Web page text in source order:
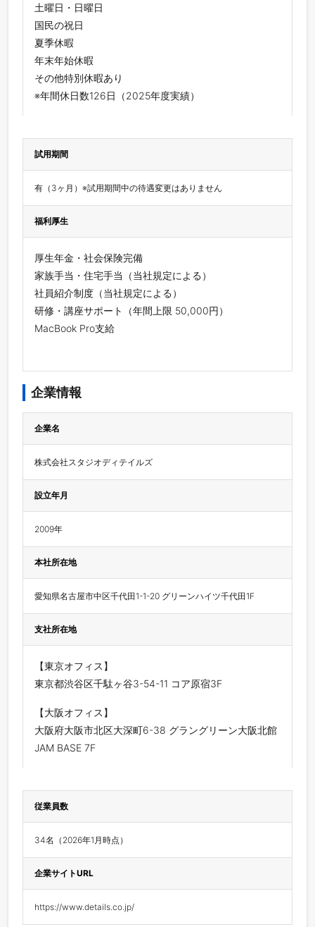
土曜日・日曜日
国民の祝日
夏季休暇
年末年始休暇
その他特別休暇あり
※年間休日数126日（2025年度実績）
試用期間
有（3ヶ月）※試用期間中の待遇変更はありません
福利厚生
厚生年金・社会保険完備
家族手当・住宅手当（当社規定による）
社員紹介制度（当社規定による）
研修・講座サポート（年間上限 50,000円）
MacBook Pro支給
企業情報
企業名
株式会社スタジオディテイルズ
設立年月
2009年
本社所在地
愛知県名古屋市中区千代田1-1-20 グリーンハイツ千代田1F
支社所在地
【東京オフィス】
東京都渋谷区千駄ヶ谷3-54-11 コア原宿3F
【大阪オフィス】
大阪府大阪市北区大深町6-38 グラングリーン大阪北館
JAM BASE 7F
従業員数
34名（2026年1月時点）
企業サイトURL
https://www.details.co.jp/